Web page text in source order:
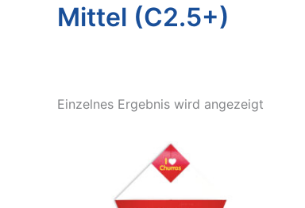
Mittel (C2.5+)
Einzelnes Ergebnis wird angezeigt